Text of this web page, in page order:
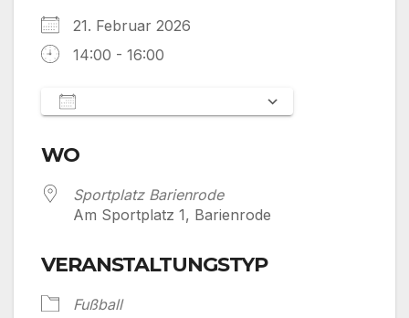
21. Februar 2026
14:00 - 16:00
WO
Sportplatz Barienrode
Am Sportplatz 1, Barienrode
VERANSTALTUNGSTYP
Fußball